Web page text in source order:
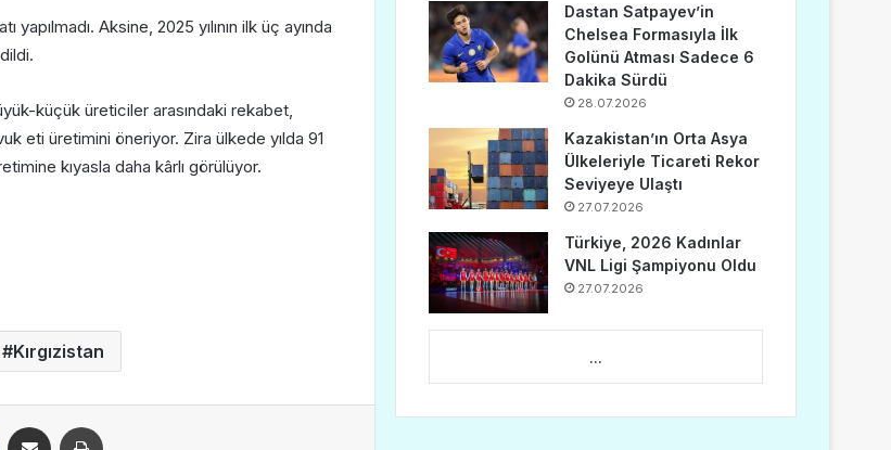
Aksine, 2025 yılının ilk üç ayında
küçük üreticiler arasındaki rekabet,
eti üretimini öneriyor. Zira ülkede yılda 91
kıyasla daha kârlı görülüyor.
Kırgızistan
Dastan Satpayev’in
Chelsea Formasıyla İlk
Golünü Atması Sadece 6
Dakika Sürdü
28.07.2026
Kazakistan’ın Orta Asya
Ülkeleriyle Ticareti Rekor
Seviyeye Ulaştı
27.07.2026
Türkiye, 2026 Kadınlar
VNL Ligi Şampiyonu Oldu
27.07.2026
...